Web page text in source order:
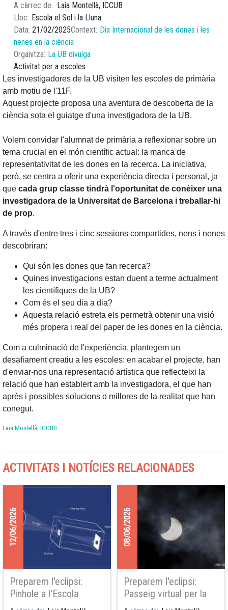
A càrrec de
Laia Montellà, ICCUB
Lloc
Escola el Sol i la Lluna
Data 21/02/2025Context Dia Internacional de les dones i les
nenes en la ciència
Organitza La UB divulga
Activitat per a escoles
Les investigadores de la UB visiten les escoles de primària
amb motiu de l'11F.
Aquest projecte proposa una aventura de descoberta de la
ciència sota el guiatge d'una investigadora de la UB.
Volem convidar l'alumnat de primària a reflexionar sobre un
tema crucial en el món científic actual: la manca de
representativitat de les dones en la recerca. La iniciativa,
però, se centra a oferir una experiència directa i personal, ja
que cada grup classe tindrà l'oportunitat de conèixer una
investigadora de la Universitat de Barcelona i treballar-hi
de prop.
A través d'entre tres i cinc sessions compartides, nens i nenes
descobriran:
Qui són les dones que fan recerca?
Quines investigacions estan duent a terme actualment
les científiques de la UB?
Com és el seu dia a dia?
Aquesta relació estreta els permetrà obtenir una visió
més propera i real del paper de les dones en la ciència.
Com a culminació de l'experiència, plantegem un
desafiament creatiu a les escoles: en acabar el projecte, han
d'enviar-nos una representació artística que reflecteixi la
relació que han establert amb la investigadora, el que han
après i possibles solucions o millores de la realitat que han
conegut.
Laia Montellà, ICCUB
ACTIVITATS I NOTÍCIES RELACIONADES
12/06/2026
Preparem l'eclipsi:
Pinhole a l'Escola
Espígol
08/06/2026
Preparem l'eclipsi:
Passeig virtual per la
galàxia, pinhole i